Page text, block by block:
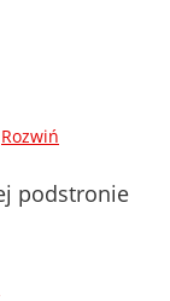
Rozwiń
podstronie